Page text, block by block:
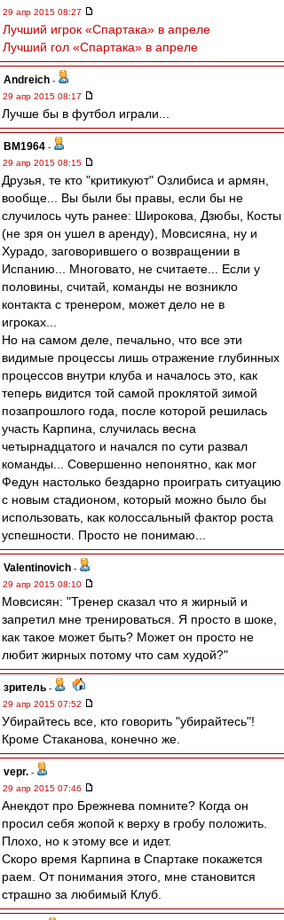
29 апр 2015 08:27
Лучший игрок «Спартака» в апреле
Лучший гол «Спартака» в апреле
Andreich -
29 апр 2015 08:17
Лучше бы в футбол играли...
BM1964 -
29 апр 2015 08:15
Друзья, те кто "критикуют" Озлибиса и армян,
вообще... Вы были бы правы, если бы не
случилось чуть ранее: Широкова, Дзюбы, Косты
(не зря он ушел в аренду), Мовсисяна, ну и
Хурадо, заговорившего о возвращении в
Испанию... Многовато, не считаете... Если у
половины, считай, команды не возникло
контакта с тренером, может дело не в
игроках...
Но на самом деле, печально, что все эти
видимые процессы лишь отражение глубинных
процессов внутри клуба и началось это, как
теперь видится той самой проклятой зимой
позапрошлого года, после которой решилась
участь Карпина, случилась весна
четырнадцатого и начался по сути развал
команды... Совершенно непонятно, как мог
Федун настолько бездарно проиграть ситуацию
с новым стадионом, который можно было бы
использовать, как колоссальный фактор роста
успешности. Просто не понимаю...
Valentinovich -
29 апр 2015 08:10
Мовсисян: "Тренер сказал что я жирный и
запретил мне тренироваться. Я просто в шоке,
как такое может быть? Может он просто не
любит жирных потому что сам худой?"
зpитель -
29 апр 2015 07:52
Убирайтесь все, кто говорить "убирайтесь"!
Кроме Стаканова, конечно же.
vepr. -
29 апр 2015 07:46
Анекдот про Брежнева помните? Когда он
просил себя жопой к верху в гробу положить.
Плохо, но к этому все и идет.
Скоро время Карпина в Спартаке покажется
раем. От понимания этого, мне становится
страшно за любимый Клуб.